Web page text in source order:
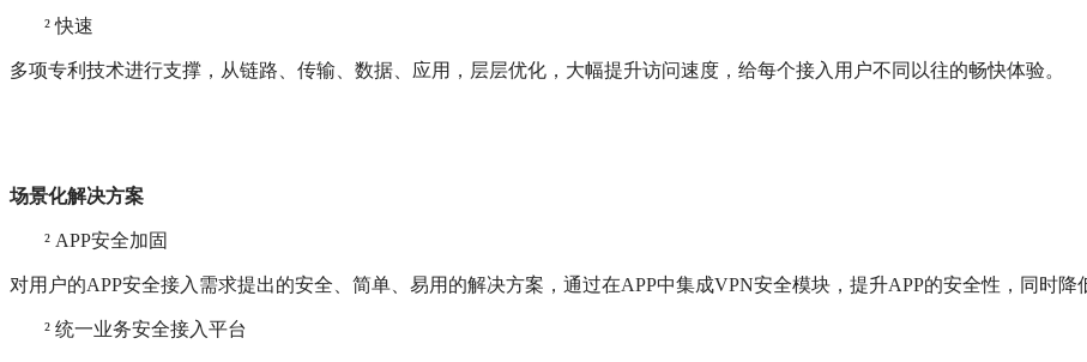
² 快速
多项专利技术进行支撑，从链路、传输、数据、应用，层层优化，大幅提升访问速度，给每个接入用户不同以往的畅快体验。
场景化解决方案
² APP安全加固
对用户的APP安全接入需求提出的安全、简单、易用的解决方案，通过在APP中集成VPN安全模块，提升APP的安全性，同时降
² 统一业务安全接入平台